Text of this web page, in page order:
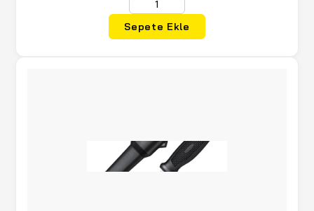
Sepete Ekle